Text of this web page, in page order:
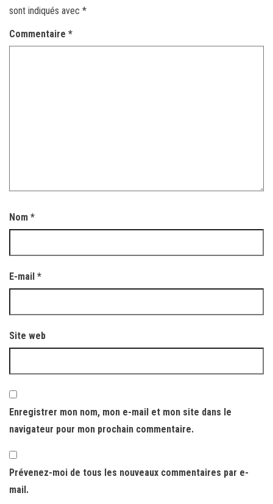
sont indiqués avec *
Commentaire *
Nom *
E-mail *
Site web
Enregistrer mon nom, mon e-mail et mon site dans le
navigateur pour mon prochain commentaire.
Prévenez-moi de tous les nouveaux commentaires par e-
mail.